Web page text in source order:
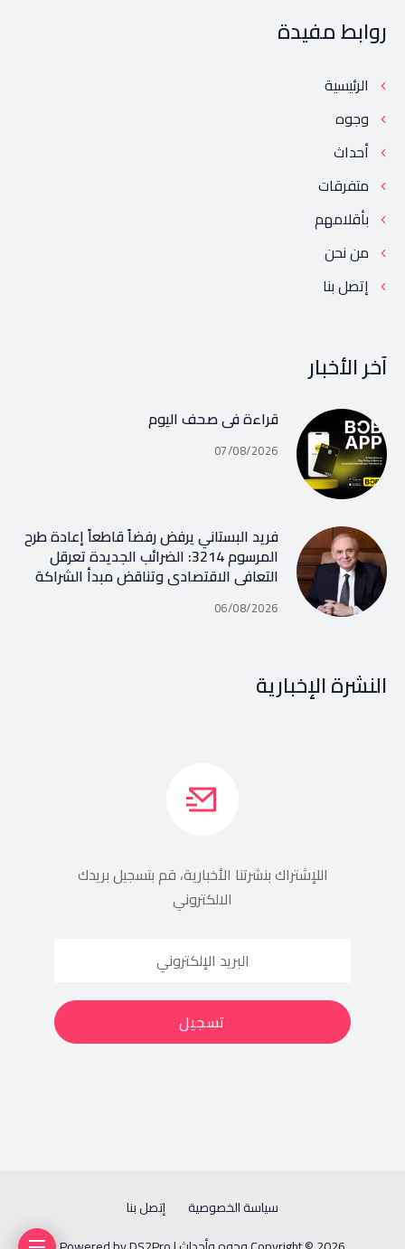
روابط مفيدة
الرئيسية
وجوه
أحداث
متفرقات
بأقلامهم
من نحن
إتصل بنا
آخر الأخبار
قراءة في صحف اليوم
07/08/2026
فريد البستاني يرفض رفضاً قاطعاً إعادة طرح
المرسوم 3214: الضرائب الجديدة تعرقل
التعافي الاقتصادي وتناقض مبدأ الشراكة
06/08/2026
النشرة الإخبارية
اللإشتراك بنشرتنا الأخبارية، قم بتسجيل بريدك
الالكتروني
سياسة الخصوصية
إتصل بنا